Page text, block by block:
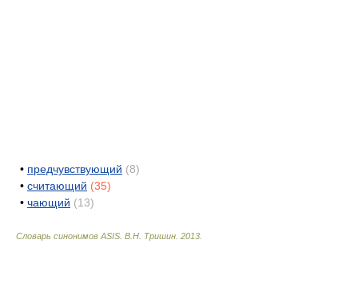
• предчувствующий (8)
• считающий (35)
• чающий (13)
Словарь синонимов ASIS. В.Н. Тришин 2013